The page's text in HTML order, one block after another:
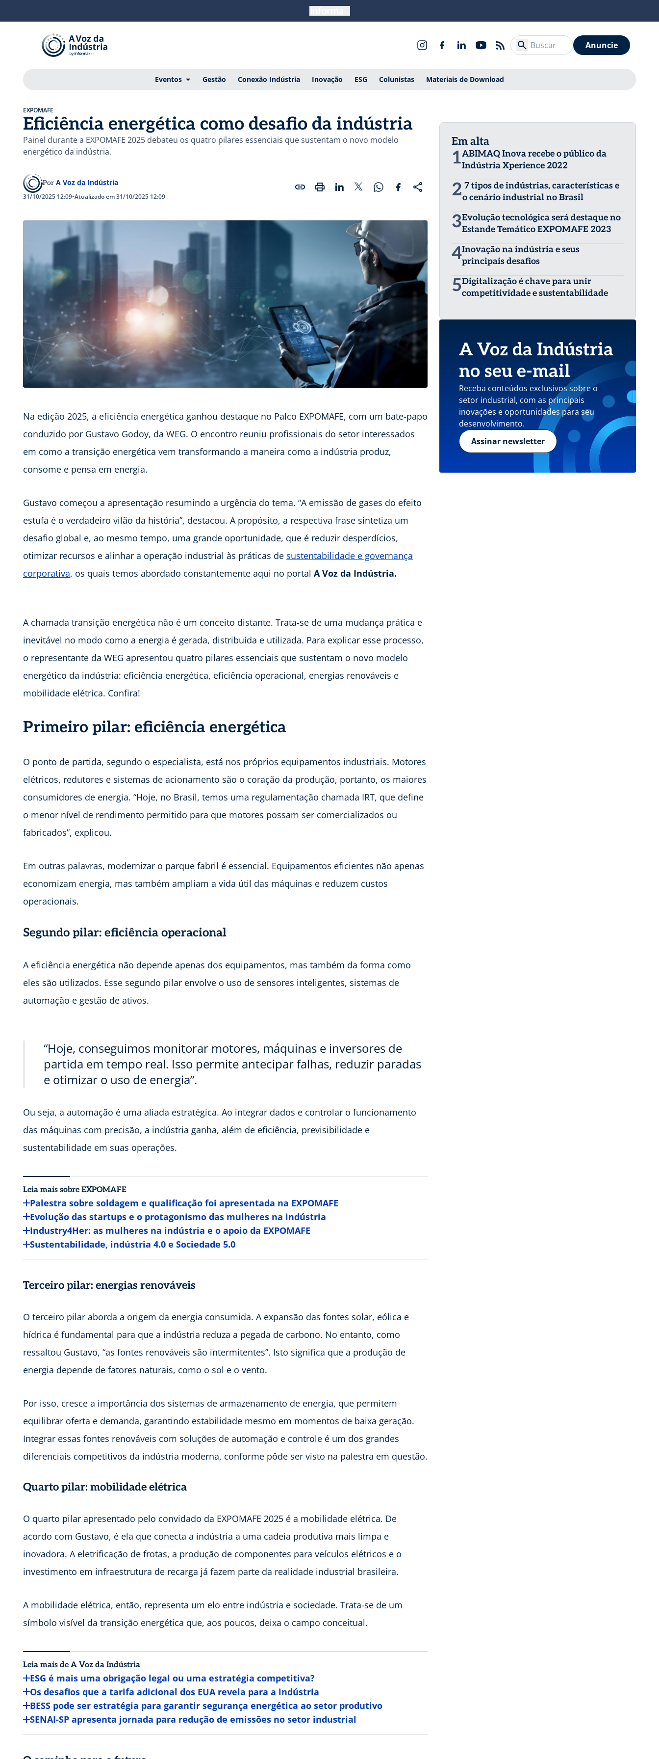
Anuncie
Eventos Gestão Conexão Indústria Inovação ESG Colunistas Materiais de Download
EXPOMAFE
Eficiência energética como desafio da indústria
Painel durante a EXPOMAFE 2025 debateu os quatro pilares essenciais que sustentam o novo modelo
energético da indústria.
Por A Voz da Indústria
31/10/2025 12:09•Atualizado em 31/10/2025 12:09
Na edição 2025, a eficiência energética ganhou destaque no Palco EXPOMAFE, com um bate-papo
conduzido por Gustavo Godoy, da WEG. O encontro reuniu profissionais do setor interessados
em como a transição energética vem transformando a maneira como a indústria produz,
consome e pensa em energia.
Gustavo começou a apresentação resumindo a urgência do tema. “A emissão de gases do efeito
estufa é o verdadeiro vilão da história”, destacou. A propósito, a respectiva frase sintetiza um
desafio global e, ao mesmo tempo, uma grande oportunidade, que é reduzir desperdícios,
otimizar recursos e alinhar a operação industrial às práticas de sustentabilidade e governança
corporativa, os quais temos abordado constantemente aqui no portal A Voz da Indústria.
A chamada transição energética não é um conceito distante. Trata-se de uma mudança prática e
inevitável no modo como a energia é gerada, distribuída e utilizada. Para explicar esse processo,
o representante da WEG apresentou quatro pilares essenciais que sustentam o novo modelo
energético da indústria: eficiência energética, eficiência operacional, energias renováveis e
mobilidade elétrica. Confira!
Primeiro pilar: eficiência energética
O ponto de partida, segundo o especialista, está nos próprios equipamentos industriais. Motores
elétricos, redutores e sistemas de acionamento são o coração da produção, portanto, os maiores
consumidores de energia. “Hoje, no Brasil, temos uma regulamentação chamada IRT, que define
o menor nível de rendimento permitido para que motores possam ser comercializados ou
fabricados”, explicou.
Em outras palavras, modernizar o parque fabril é essencial. Equipamentos eficientes não apenas
economizam energia, mas também ampliam a vida útil das máquinas e reduzem custos
operacionais.
Segundo pilar: eficiência operacional
A eficiência energética não depende apenas dos equipamentos, mas também da forma como
eles são utilizados. Esse segundo pilar envolve o uso de sensores inteligentes, sistemas de
automação e gestão de ativos.
“Hoje, conseguimos monitorar motores, máquinas e inversores de
partida em tempo real. Isso permite antecipar falhas, reduzir paradas
e otimizar o uso de energia”.
Ou seja, a automação é uma aliada estratégica. Ao integrar dados e controlar o funcionamento
das máquinas com precisão, a indústria ganha, além de eficiência, previsibilidade e
sustentabilidade em suas operações.
Leia mais sobre EXPOMAFE
Palestra sobre soldagem e qualificação foi apresentada na EXPOMAFE
Evolução das startups e o protagonismo das mulheres na indústria
Industry4Her: as mulheres na indústria e o apoio da EXPOMAFE
Sustentabilidade, indústria 4.0 e Sociedade 5.0
Terceiro pilar: energias renováveis
O terceiro pilar aborda a origem da energia consumida. A expansão das fontes solar, eólica e
hídrica é fundamental para que a indústria reduza a pegada de carbono. No entanto, como
ressaltou Gustavo, “as fontes renováveis são intermitentes”. Isto significa que a produção de
energia depende de fatores naturais, como o sol e o vento.
Por isso, cresce a importância dos sistemas de armazenamento de energia, que permitem
equilibrar oferta e demanda, garantindo estabilidade mesmo em momentos de baixa geração.
Integrar essas fontes renováveis com soluções de automação e controle é um dos grandes
diferenciais competitivos da indústria moderna, conforme pôde ser visto na palestra em questão.
Quarto pilar: mobilidade elétrica
O quarto pilar apresentado pelo convidado da EXPOMAFE 2025 é a mobilidade elétrica. De
acordo com Gustavo, é ela que conecta a indústria a uma cadeia produtiva mais limpa e
inovadora. A eletrificação de frotas, a produção de componentes para veículos elétricos e o
investimento em infraestrutura de recarga já fazem parte da realidade industrial brasileira.
A mobilidade elétrica, então, representa um elo entre indústria e sociedade. Trata-se de um
símbolo visível da transição energética que, aos poucos, deixa o campo conceitual.
Leia mais de A Voz da Indústria
ESG é mais uma obrigação legal ou uma estratégia competitiva?
Os desafios que a tarifa adicional dos EUA revela para a indústria
BESS pode ser estratégia para garantir segurança energética ao setor produtivo
SENAI-SP apresenta jornada para redução de emissões no setor industrial
Em alta
1ABIMAQ Inova recebe o público da
Indústria Xperience 2022
2 7 tipos de indústrias, características e
o cenário industrial no Brasil
3Evolução tecnológica será destaque no
Estande Temático EXPOMAFE 2023
4Inovação na indústria e seus
principais desafios
5Digitalização é chave para unir
competitividade e sustentabilidade
A Voz da Indústria
no seu e-mail
Receba conteúdos exclusivos sobre o
setor industrial, com as principais
inovações e oportunidades para seu
desenvolvimento.
Assinar newsletter